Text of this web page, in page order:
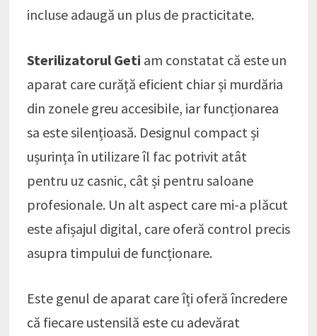
incluse adaugă un plus de practicitate.
Sterilizatorul Geti am constatat că este un
aparat care curăță eficient chiar și murdăria
din zonele greu accesibile, iar funcționarea
sa este silențioasă. Designul compact și
ușurința în utilizare îl fac potrivit atât
pentru uz casnic, cât și pentru saloane
profesionale. Un alt aspect care mi-a plăcut
este afișajul digital, care oferă control precis
asupra timpului de funcționare.
Este genul de aparat care îți oferă încredere
că fiecare ustensilă este cu adevărat